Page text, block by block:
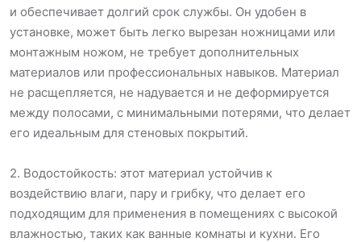
и обеспечивает долгий срок службы. Он удобен в
установке, может быть легко вырезан ножницами или
монтажным ножом, не требует дополнительных
материалов или профессиональных навыков. Материал
не расщепляется, не надувается и не деформируется
между полосами, с минимальными потерями, что делает
его идеальным для стеновых покрытий.
2. Водостойкость: этот материал устойчив к
воздействию влаги, пару и грибку, что делает его
подходящим для применения в помещениях с высокой
влажностью, таких как ванные комнаты и кухни. Его